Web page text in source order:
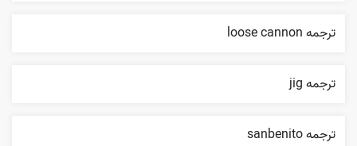
ترجمه loose cannon
ترجمه jig
ترجمه sanbenito